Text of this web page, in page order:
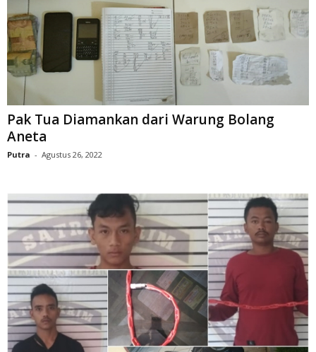
Pak Tua Diamankan dari Warung Bolang
Aneta
Putra - Agustus 26, 2022